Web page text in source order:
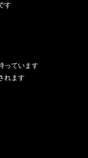
す
っています
れます